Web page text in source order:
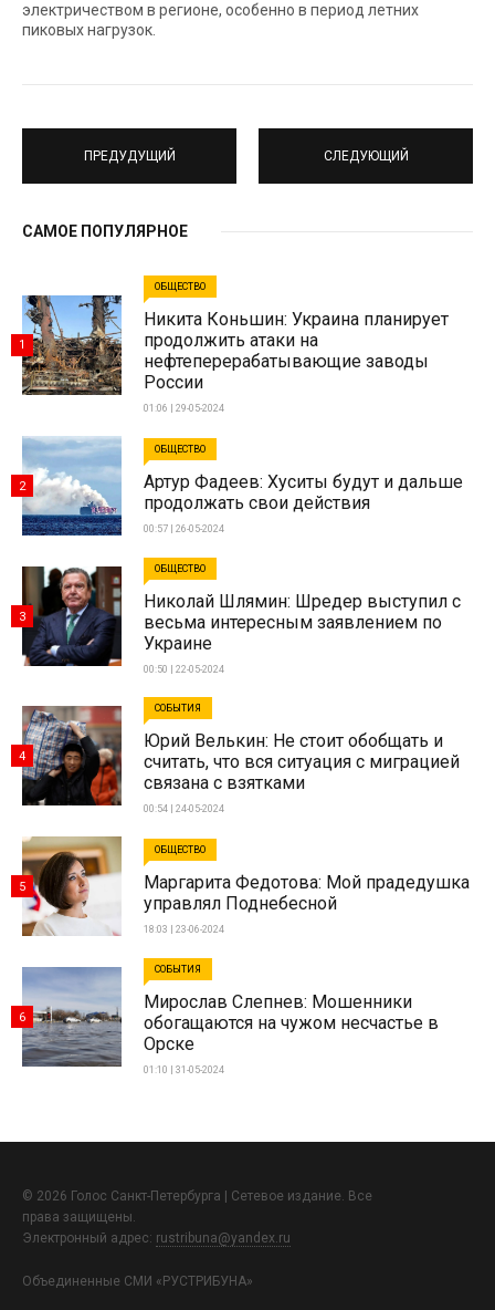
электричеством в регионе, особенно в период летних
пиковых нагрузок.
ПРЕДУДУЩИЙ СЛЕДУЮЩИЙ
САМОЕ ПОПУЛЯРНОЕ
ОБЩЕСТВО
Никита Коньшин: Украина планирует
продолжить атаки на
нефтеперерабатывающие заводы
России
01:06 | 29-05-2024
1
ОБЩЕСТВО
Артур Фадеев: Хуситы будут и дальше
продолжать свои действия
00:57 | 26-05-2024
2
ОБЩЕСТВО
Николай Шлямин: Шредер выступил с
весьма интересным заявлением по
Украине
00:50 | 22-05-2024
3
СОБЫТИЯ
Юрий Велькин: Не стоит обобщать и
считать, что вся ситуация с миграцией
связана с взятками
00:54 | 24-05-2024
4
ОБЩЕСТВО
Маргарита Федотова: Мой прадедушка
управлял Поднебесной
18:03 | 23-06-2024
5
СОБЫТИЯ
Мирослав Слепнев: Мошенники
обогащаются на чужом несчастье в
Орске
01:10 | 31-05-2024
6
© 2026 Голос Санкт-Петербурга | Сетевое издание. Все
права защищены.
Электронный адрес: rustribuna@yandex.ru
Объединенные СМИ «РУСТРИБУНА»